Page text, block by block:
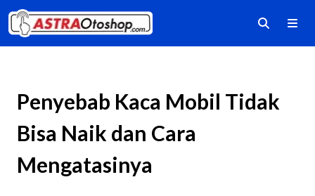
Penyebab Kaca Mobil Tidak
Bisa Naik dan Cara
Mengatasinya